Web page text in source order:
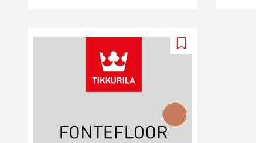
Add